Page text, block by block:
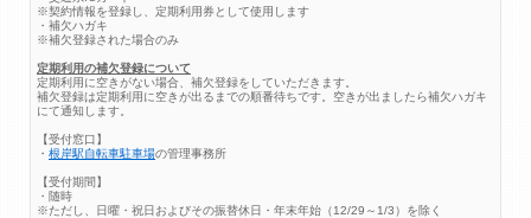
※契約情報を登録し、定期利用券として使用します
・補欠ハガキ
※補欠登録された場合のみ
定期利用の補欠登録について
定期利用に空きがない場合、補欠登録をしていただきます。
補欠登録は定期利用に空きが出るまでの順番待ちです。空きが出ましたら補欠ハガキ
にて通知します。
【受付窓口】
・ 根岸駅自転車駐車場の管理事務所
【受付期間】
・随時
※ただし、日曜・祝日およびその振替休日・年末年始（12/29～1/3）を除く